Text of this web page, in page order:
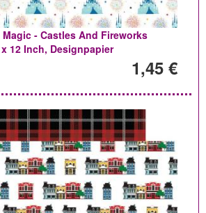
Magic - Castles And Fireworks
x 12 Inch, Designpapier
1,45 €